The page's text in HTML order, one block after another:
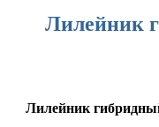
Лилейник
Лилейник